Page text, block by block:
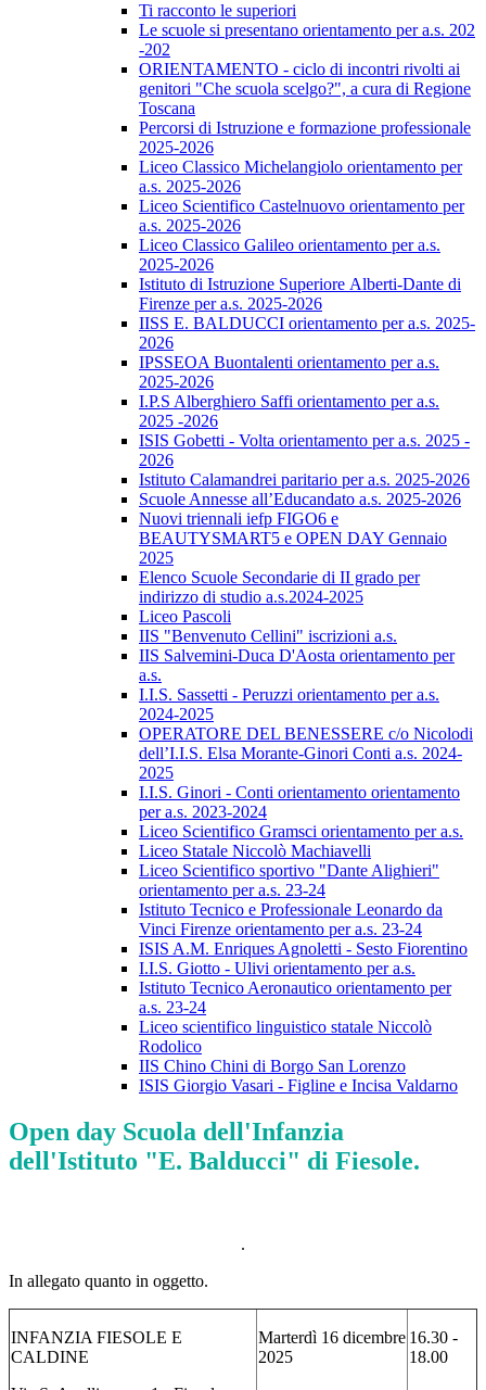
Ti racconto le superiori
Le scuole si presentano orientamento per a.s. 202
-202
ORIENTAMENTO - ciclo di incontri rivolti ai
genitori "Che scuola scelgo?", a cura di Regione
Toscana
Percorsi di Istruzione e formazione professionale
2025-2026
Liceo Classico Michelangiolo orientamento per
a.s. 2025-2026
Liceo Scientifico Castelnuovo orientamento per
a.s. 2025-2026
Liceo Classico Galileo orientamento per a.s.
2025-2026
Istituto di Istruzione Superiore Alberti-Dante di
Firenze per a.s. 2025-2026
IISS E. BALDUCCI orientamento per a.s. 2025-
2026
IPSSEOA Buontalenti orientamento per a.s.
2025-2026
I.P.S Alberghiero Saffi orientamento per a.s.
2025 -2026
ISIS Gobetti - Volta orientamento per a.s. 2025 -
2026
Istituto Calamandrei paritario per a.s. 2025-2026
Scuole Annesse all’Educandato a.s. 2025-2026
Nuovi triennali iefp FIGO6 e
BEAUTYSMART5 e OPEN DAY Gennaio
2025
Elenco Scuole Secondarie di II grado per
indirizzo di studio a.s.2024-2025
Liceo Pascoli
IIS "Benvenuto Cellini" iscrizioni a.s.
IIS Salvemini-Duca D'Aosta orientamento per
a.s.
I.I.S. Sassetti - Peruzzi orientamento per a.s.
2024-2025
OPERATORE DEL BENESSERE c/o Nicolodi
dell’I.I.S. Elsa Morante-Ginori Conti a.s. 2024-
2025
I.I.S. Ginori - Conti orientamento orientamento
per a.s. 2023-2024
Liceo Scientifico Gramsci orientamento per a.s.
Liceo Statale Niccolò Machiavelli
Liceo Scientifico sportivo "Dante Alighieri"
orientamento per a.s. 23-24
Istituto Tecnico e Professionale Leonardo da
Vinci Firenze orientamento per a.s. 23-24
ISIS A.M. Enriques Agnoletti - Sesto Fiorentino
I.I.S. Giotto - Ulivi orientamento per a.s.
Istituto Tecnico Aeronautico orientamento per
a.s. 23-24
Liceo scientifico linguistico statale Niccolò
Rodolico
IIS Chino Chini di Borgo San Lorenzo
ISIS Giorgio Vasari - Figline e Incisa Valdarno
Open day Scuola dell'Infanzia
dell'Istituto "E. Balducci" di Fiesole.
.
In allegato quanto in oggetto.
INFANZIA FIESOLE E
CALDINE
Marterdì 16 dicembre
2025
16.30 -
18.00